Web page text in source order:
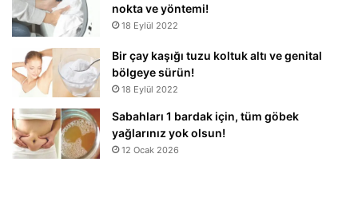
nokta ve yöntemi!
18 Eylül 2022
Bir çay kaşığı tuzu koltuk altı ve genital
bölgeye sürün!
18 Eylül 2022
Sabahları 1 bardak için, tüm göbek
yağlarınız yok olsun!
12 Ocak 2026